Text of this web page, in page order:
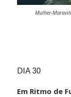
Mulher-
DIA 30
Em Ritmo de